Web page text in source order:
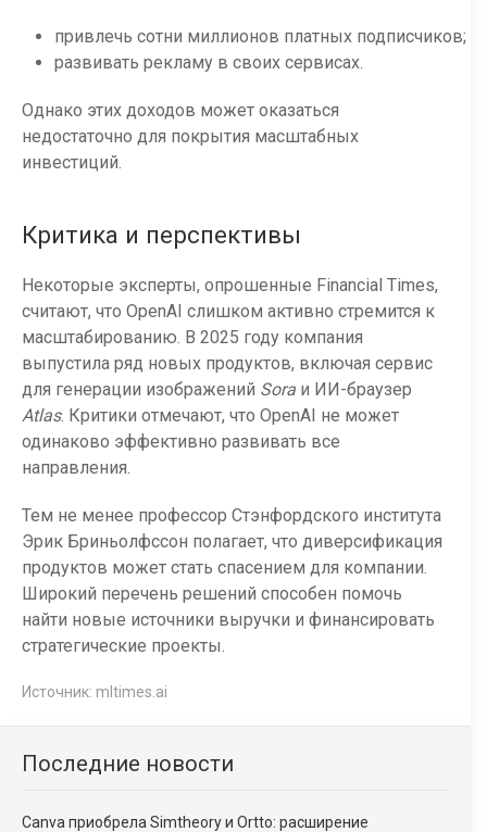
привлечь сотни миллионов платных подписчиков;
развивать рекламу в своих сервисах.
Однако этих доходов может оказаться
недостаточно для покрытия масштабных
инвестиций.
Критика и перспективы
Некоторые эксперты, опрошенные Financial Times,
считают, что OpenAI слишком активно стремится к
масштабированию. В 2025 году компания
выпустила ряд новых продуктов, включая сервис
для генерации изображений Sora и ИИ-браузер
Atlas. Критики отмечают, что OpenAI не может
одинаково эффективно развивать все
направления.
Тем не менее профессор Стэнфордского института
Эрик Бриньолфссон полагает, что диверсификация
продуктов может стать спасением для компании.
Широкий перечень решений способен помочь
найти новые источники выручки и финансировать
стратегические проекты.
Источник: mltimes.ai
Последние новости
Canva приобрела Simtheory и Ortto: расширение